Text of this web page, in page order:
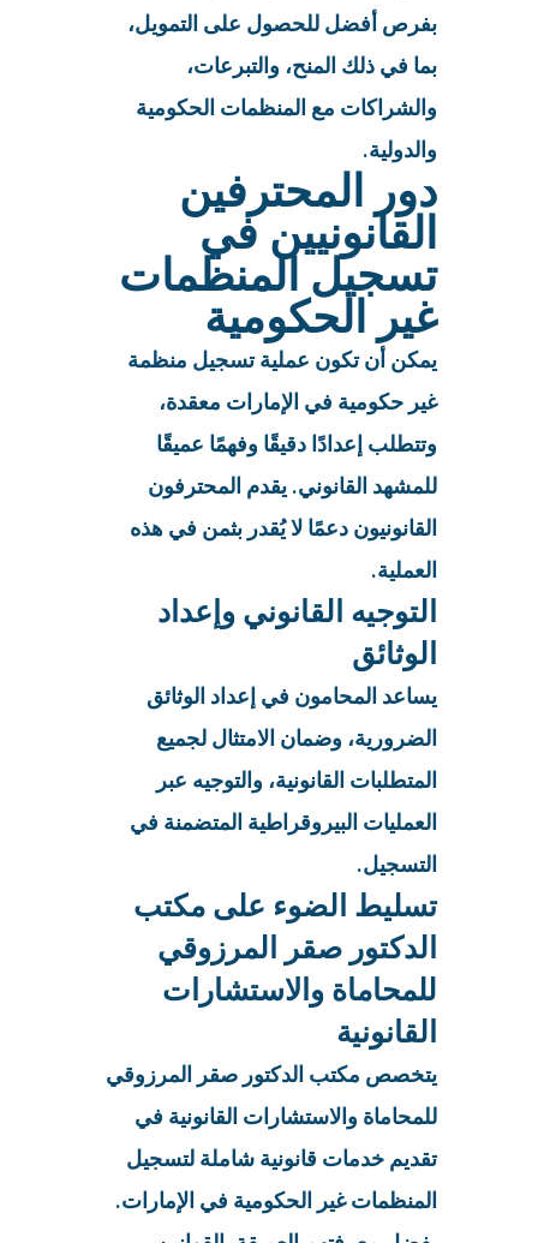
بفرص أفضل للحصول على التمويل،
بما في ذلك المنح، والتبرعات،
والشراكات مع المنظمات الحكومية
والدولية.
دور المحترفين
القانونيين في
تسجيل المنظمات
غير الحكومية
يمكن أن تكون عملية تسجيل منظمة
غير حكومية في الإمارات معقدة،
وتتطلب إعدادًا دقيقًا وفهمًا عميقًا
للمشهد القانوني. يقدم المحترفون
القانونيون دعمًا لا يُقدر بثمن في هذه
العملية.
التوجيه القانوني وإعداد
الوثائق
يساعد المحامون في إعداد الوثائق
الضرورية، وضمان الامتثال لجميع
المتطلبات القانونية، والتوجيه عبر
العمليات البيروقراطية المتضمنة في
التسجيل.
تسليط الضوء على مكتب
الدكتور صقر المرزوقي
للمحاماة والاستشارات
القانونية
يتخصص مكتب الدكتور صقر المرزوقي
للمحاماة والاستشارات القانونية في
تقديم خدمات قانونية شاملة لتسجيل
المنظمات غير الحكومية في الإمارات.